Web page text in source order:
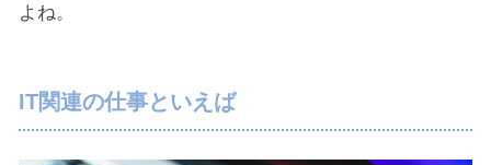
よね。
IT関連の仕事といえば